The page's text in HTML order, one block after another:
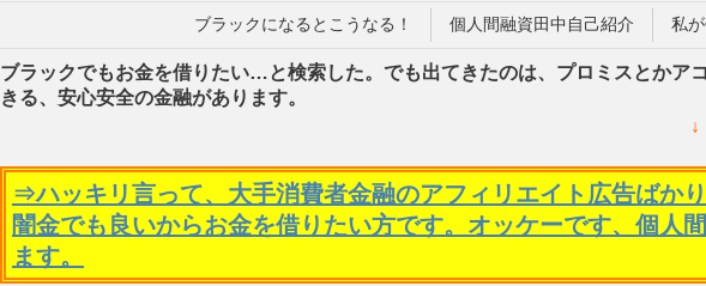
ブラックになるとこうなる！ 個人間融資田中自己紹介 私
ブラックでもお金を借りたい…と検索した。でも出てきたのは、プロミスとかア
きる、安心安全の金融があります。
⇒ハッキリ言って、大手消費者金融のアフィリエイト広告ばか
闇金でも良いからお金を借りたい方です。オッケーです、個人
ます。